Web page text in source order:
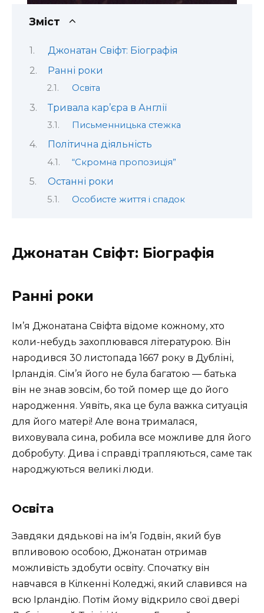
Зміст
Джонатан Свіфт: Біографія
Ранні роки
Освіта
Тривала кар’єра в Англії
Письменницька стежка
Політична діяльність
“Скромна пропозиція”
Останні роки
Особисте життя і спадок
Джонатан Свіфт: Біографія
Ранні роки
Ім’я Джонатана Свіфта відоме кожному, хто
коли-небудь захоплювався літературою. Він
народився 30 листопада 1667 року в Дубліні,
Ірландія. Сім’я його не була багатою — батька
він не знав зовсім, бо той помер ще до його
народження. Уявіть, яка це була важка ситуація
для його матері! Але вона трималася,
виховувала сина, робила все можливе для його
добробуту. Дива і справді трапляються, саме так
народжуються великі люди.
Освіта
Завдяки дядькові на ім’я Годвін, який був
впливовою особою, Джонатан отримав
можливість здобути освіту. Спочатку він
навчався в Кілкенні Коледжі, який славився на
всю Ірландію. Потім йому відкрило свої двері